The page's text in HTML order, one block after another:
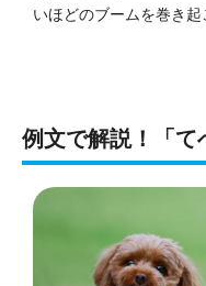
いほどのブームを巻き起
例文で解説！「て